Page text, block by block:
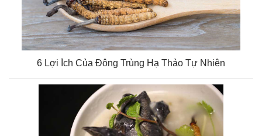
6 Lợi Ích Của Đông Trùng Hạ Thảo Tự Nhiên